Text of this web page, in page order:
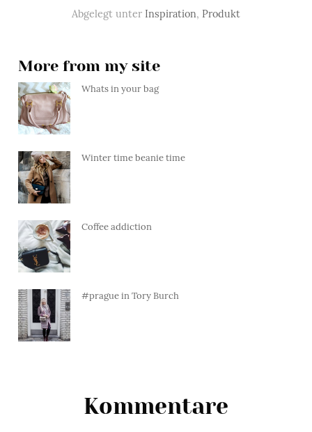
Abgelegt unter Inspiration, Produkt
More from my site
Whats in your bag
Winter time beanie time
Coffee addiction
#prague in Tory Burch
Kommentare